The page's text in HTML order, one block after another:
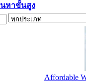
หาขั้นสูง
Affordable